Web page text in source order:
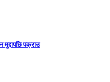
मुद्दापछि पक्राउ